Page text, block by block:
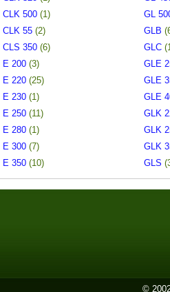
CLK 500 (1)
CLK 55 (2)
CLS 350 (6)
E 200 (3)
E 220 (25)
E 230 (1)
E 250 (11)
E 280 (1)
E 300 (7)
E 350 (10)
GL
GLB
GLC
GLE
GLE
GLE
GLK
GLK
GLK
GLS
©